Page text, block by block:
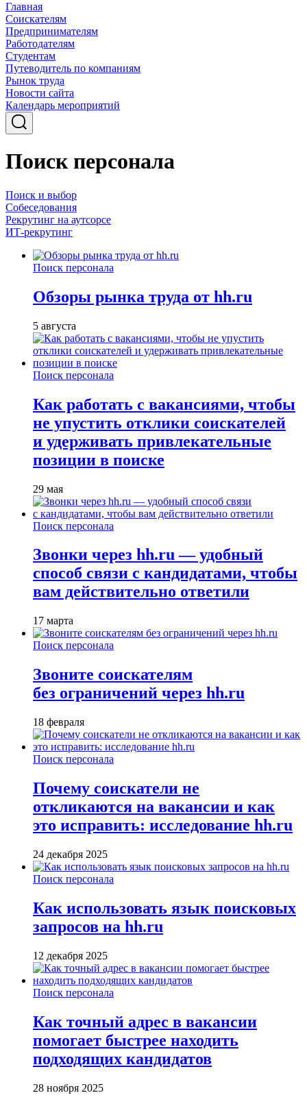
Главная
Соискателям
Предпринимателям
Работодателям
Студентам
Путеводитель по компаниям
Рынок труда
Новости сайта
Календарь мероприятий
Поиск персонала
Поиск и выбор
Собеседования
Рекрутинг на аутсорсе
ИТ-рекрутинг
Поиск персонала
Обзоры рынка труда от hh.ru
5 августа
Поиск персонала
Как работать с вакансиями, чтобы
не упустить отклики соискателей
и удерживать привлекательные
позиции в поиске
29 мая
Поиск персонала
Звонки через hh.ru — удобный
способ связи с кандидатами, чтобы
вам действительно ответили
17 марта
Поиск персонала
Звоните соискателям
без ограничений через hh.ru
18 февраля
Поиск персонала
Почему соискатели не
откликаются на вакансии и как
это исправить: исследование hh.ru
24 декабря 2025
Поиск персонала
Как использовать язык поисковых
запросов на hh.ru
12 декабря 2025
Поиск персонала
Как точный адрес в вакансии
помогает быстрее находить
подходящих кандидатов
28 ноября 2025